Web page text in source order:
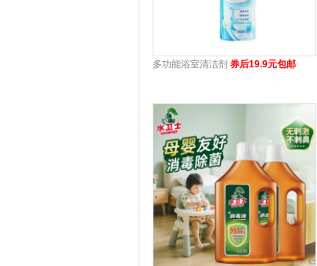
多功能浴室清洁剂 券后19.9元包邮